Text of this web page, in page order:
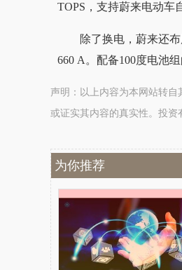
TOPS，支持蔚来电动车
除了换电，蔚来还
660 A。配备100度电池
声明：以上内容为本网站转
或证实其内容的真实性。投资
为你推荐